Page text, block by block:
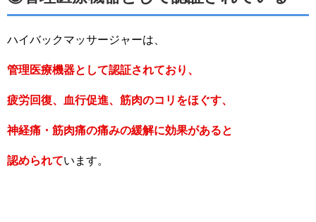
ハイバックマッサージャーは、
管理医療機器として認証されており、
疲労回復、血行促進、筋肉のコリをほぐす、
神経痛・筋肉痛の痛みの緩解に効果があると
認められています。